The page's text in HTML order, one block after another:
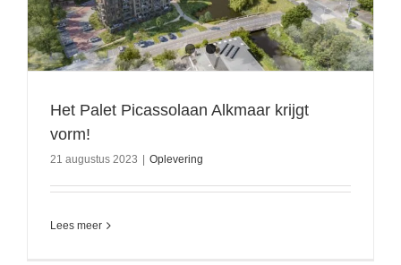
Het Palet Picassolaan Alkmaar krijgt
vorm!
21 augustus 2023 Oplevering
Lees meer